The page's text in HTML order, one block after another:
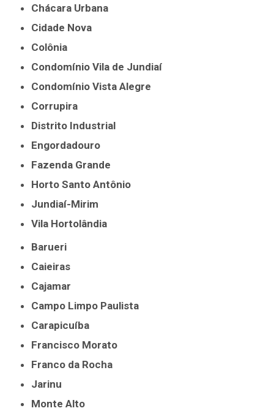
Chácara Urbana
Cidade Nova
Colônia
Condomínio Vila de Jundiaí
Condomínio Vista Alegre
Corrupira
Distrito Industrial
Engordadouro
Fazenda Grande
Horto Santo Antônio
Jundiaí-Mirim
Vila Hortolândia
Barueri
Caieiras
Cajamar
Campo Limpo Paulista
Carapicuíba
Francisco Morato
Franco da Rocha
Jarinu
Monte Alto